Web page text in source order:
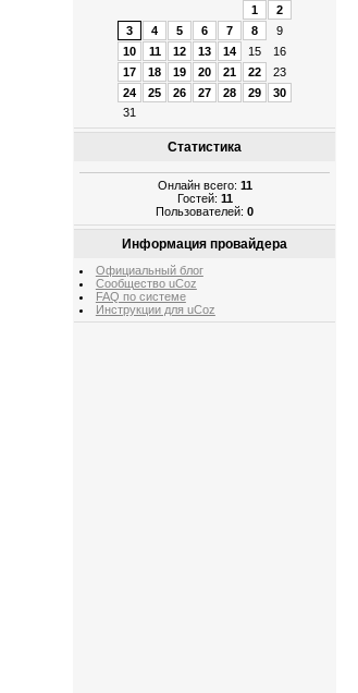
1
2
3
4 5 6 7 8
9
10
11 12 13 14 15
16
17
18 19 20 21 22
23
24
25 26 27 28 29
30
31
Статистика
Онлайн всего: 11
Гостей: 11
Пользователей:0
Информация провайдера
Официальный блог
Сообщество uCoz
FAQ по системе
Инструкции для uCoz